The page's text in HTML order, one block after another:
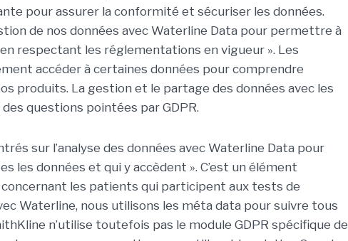
pour assurer la conformité et sécuriser les données.
de nos données avec Waterline Data pour permettre à
respectant les réglementations en vigueur ». Les
accéder à certaines données pour comprendre
produits. La gestion et le partage des données avec les
questions pointées par GDPR.
sur l’analyse des données avec Waterline Data pour
les données et qui y accèdent ». C’est un élément
les patients qui participent aux tests de
Waterline, nous utilisons les méta data pour suivre tous
n’utilise toutefois pas le module GDPR spécifique de